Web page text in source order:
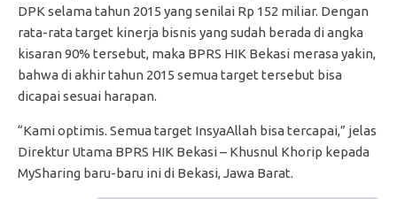
DPK selama tahun 2015 yang senilai Rp 152 miliar. Dengan
rata-rata target kinerja bisnis yang sudah berada di angka
kisaran 90% tersebut, maka BPRS HIK Bekasi merasa yakin,
bahwa di akhir tahun 2015 semua target tersebut bisa
dicapai sesuai harapan.
“Kami optimis. Semua target InsyaAllah bisa tercapai,” jelas
Direktur Utama BPRS HIK Bekasi – Khusnul Khorip kepada
MySharing baru-baru ini di Bekasi, Jawa Barat.